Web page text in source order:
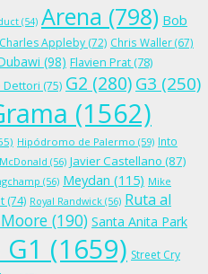
(54) Arena (798) Bob
Charles Appleby (72) Chris Waller(67)
(98) Flavien Prat (78)
Dettori (75) G2 (280)G3 (250)
(1562)
Hipódromo de Palermo (59) Into
(56) Javier Castellano (87)
(56) Meydan (115) Mike
(74) Royal Randwick (56) Ruta al
(190) Santa Anita Park
(1659) Street Cry